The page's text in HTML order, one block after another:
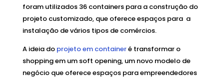
foram utilizados 36 containers para a construção do
projeto customizado, que oferece espaços para a
instalação de vários tipos de comércios.
A ideia do projeto em containeré transformar o
shopping em um soft opening, um novo modelo de
negócio que oferece espaços para empreendedores